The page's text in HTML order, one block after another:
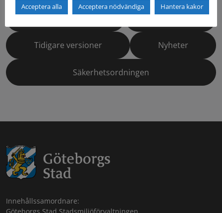
Dokumentbibliotek Kontaktlista
Tidigare versioner Nyheter
Säkerhetsordningen
Innehållssamordnare:
Acceptera alla Acceptera nödvändiga Hantera kakor